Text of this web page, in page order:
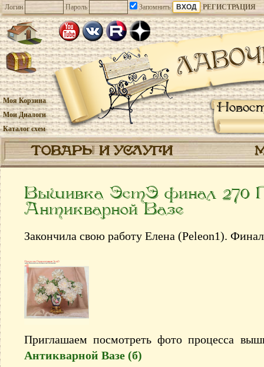
Логин Пароль Запомнить РЕГИСТРАЦИЯ
Моя Корзина
Мои Диалоги
Каталог схем
ТОВАРЫ И УСЛУГИ
Вышивка ЭстЭ финал 270
Антикварной Вазе
Закончила свою работу Елена (Peleon1).
Приглашаем посмотреть фото процесса
Антикварной Вазе (б)